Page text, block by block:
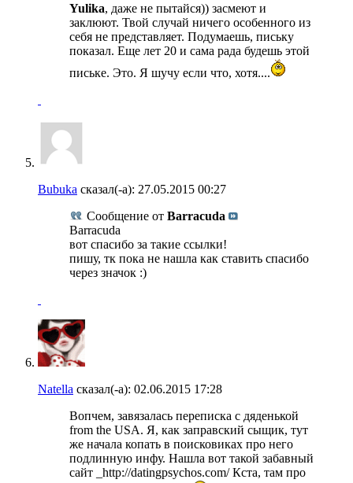
Yulika, даже не пытайся)) засмеют и
заклюют. Твой случай ничего особенного из
себя не представляет. Подумаешь, письку
показал. Еще лет 20 и сама рада будешь этой
письке. Это. Я шучу если что, хотя....
Bubuka сказал(-а): 27.05.2015 00:27
Сообщение от Barracuda
Barracuda
вот спасибо за такие ссылки!
пишу, тк пока не нашла как ставить спасибо
через значок :)
Natella сказал(-а): 02.06.2015 17:28
Вопчем, завязалась переписка с дяденькой
from the USA. Я, как заправский сыщик, тут
же начала копать в поисковиках про него
подлинную инфу. Нашла вот такой забавный
сайт _http://datingpsychos.com/ Кста, там про